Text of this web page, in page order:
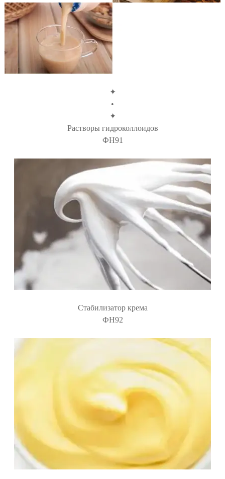
✦
•
✦
Растворы гидроколлоидов
ФН91
Стабилизатор крема
ФН92